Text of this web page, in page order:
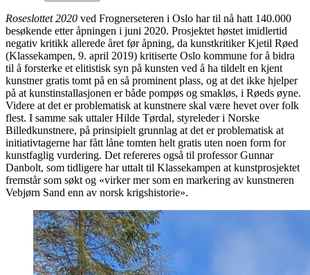
Roseslottet 2020 ved Frognerseteren i Oslo har til nå hatt 140.000
besøkende etter åpningen i juni 2020. Prosjektet høstet imidlertid
negativ kritikk allerede året før åpning, da kunstkritiker Kjetil Røed
(Klassekampen, 9. april 2019) kritiserte Oslo kommune for å bidra
til å forsterke et elitistisk syn på kunsten ved å ha tildelt en kjent
kunstner gratis tomt på en så prominent plass, og at det ikke hjelper
på at kunstinstallasjonen er både pompøs og smakløs, i Røeds øyne.
Videre at det er problematisk at kunstnere skal være hevet over folk
flest. I samme sak uttaler Hilde Tørdal, styreleder i Norske
Billedkunstnere, på prinsipielt grunnlag at det er problematisk at
initiativtagerne har fått låne tomten helt gratis uten noen form for
kunstfaglig vurdering. Det refereres også til professor Gunnar
Danbolt, som tidligere har uttalt til Klassekampen at kunstprosjektet
fremstår som søkt og «virker mer som en markering av kunstneren
Vebjørn Sand enn av norsk krigshistorie».